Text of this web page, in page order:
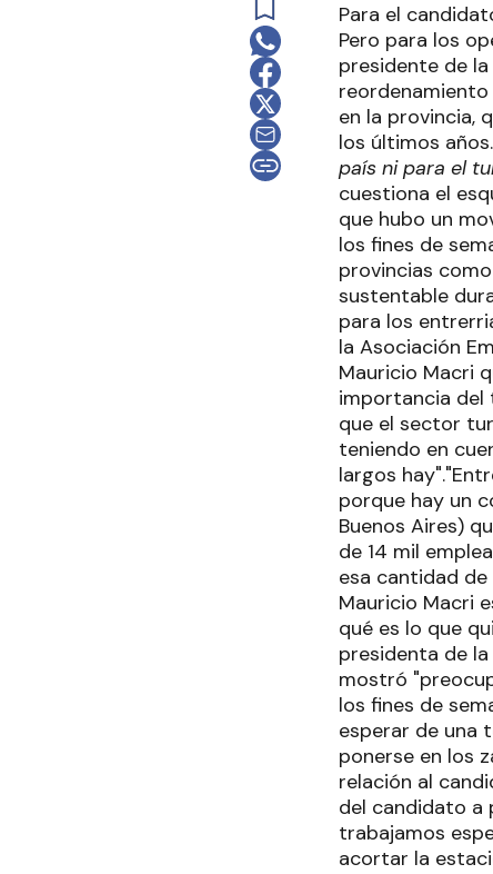
Para el
Pero para los
presidente de la
en la provincia,
los últimos años.
país ni para el
cuestiona el
que hubo un
los fines de
provincias
sustentable
para los
la Asociación
Mauricio Macri
importancia del
que el sector
teniendo en
largos
porque hay un
Buenos Aires)
de 14 mil
esa cantidad
Mauricio Macri
qué es lo que
presidenta de
mostró
los fines de
esperar de una
ponerse en los
relación al
del candidato a
trabajamos
acortar la